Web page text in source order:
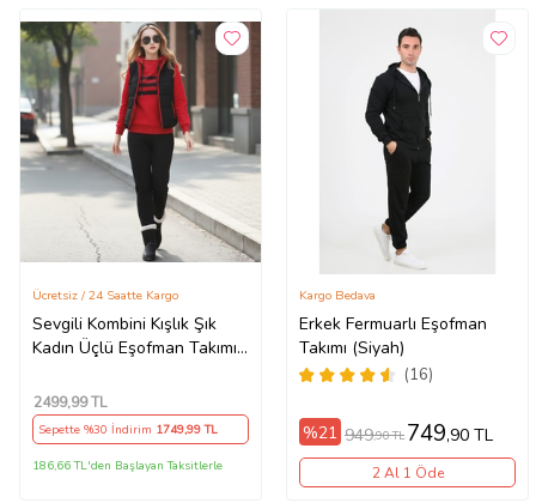
Sevgili Kombini Kışlık Şık
Kadın Üçlü Eşofman Takımı
Ücretsiz / 24 Saatte Kargo
2499,99 TL
Sepette %30 İndirim 1749,99 TL
186,66 TL'den Başlayan Taksitlerle
Erkek Fermuarlı Eşofman
Takımı (Siyah)
(16)
Kargo Bedava
%21 949,90 TL 749,90 TL
2 Al 1 Öde